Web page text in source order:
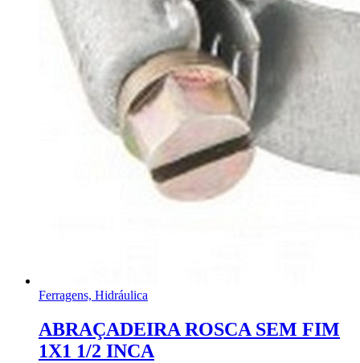
Ferragens, Hidráulica
ABRAÇADEIRA ROSCA SEM FIM
1X1 1/2 INCA